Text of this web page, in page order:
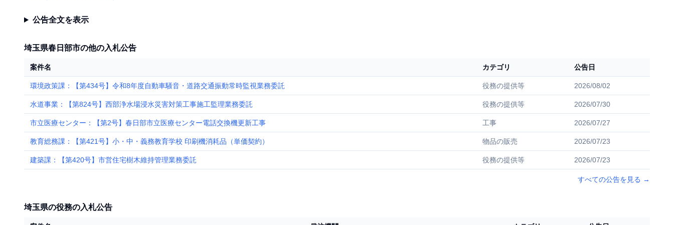
公告全文を表示
埼玉県春日部市の他の入札公告
案件名 カテゴリ 公告日
環境政策課：【第434号】令和8年度自動車騒音・道路交通振動常時監視業務委託 役務の提供等 2026/08/02
水道事業：【第824号】西部浄水場浸水災害対策工事施工監理業務委託 役務の提供等 2026/07/30
市立医療センター：【第2号】春日部市立医療センター電話交換機更新工事 工事 2026/07/27
教育総務課：【第421号】小・中・義務教育学校 印刷機消耗品（単価契約） 物品の販売 2026/07/23
建築課：【第420号】市営住宅樹木維持管理業務委託 役務の提供等 2026/07/23
すべての公告を見る →
埼玉県の役務の入札公告